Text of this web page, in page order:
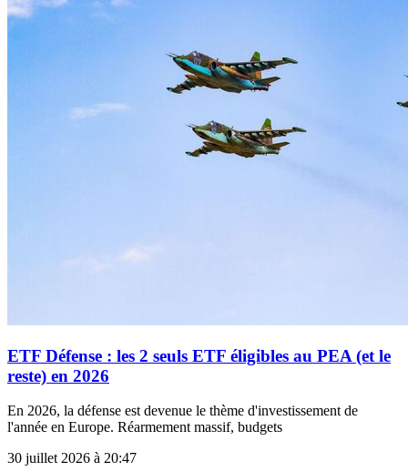
ETF Défense : les 2 seuls ETF éligibles au PEA (et le
reste) en 2026
En 2026, la défense est devenue le thème d'investissement de
l'année en Europe. Réarmement massif, budgets
30 juillet 2026 à 20:47